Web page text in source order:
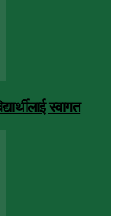
स्वागत